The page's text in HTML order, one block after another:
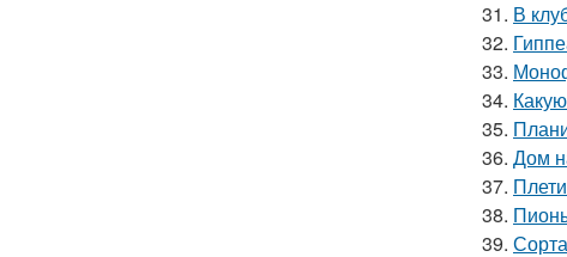
31. В
32.
33.
34.
35.
36. Дом
37.
38.
39.